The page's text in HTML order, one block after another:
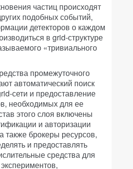
частиц происходят
подобных событий,
детекторов о каждом
в grid-структуре
«тривиального
промежуточного
автоматический поиск
сети и предоставление
необходимых для ее
этого слоя включены
и авторизации
также брокеры ресурсов,
и предоставлять
средства для